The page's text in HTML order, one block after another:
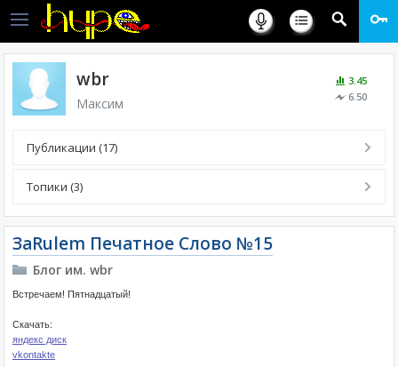
3.45
6.50
wbr
Максим
Публикации (17)
Топики (3)
ЗаRulem Печатное Слово №15
Блог им. wbr
Встречаем! Пятнадцатый!
Скачать:
яндекс диск
vkontakte